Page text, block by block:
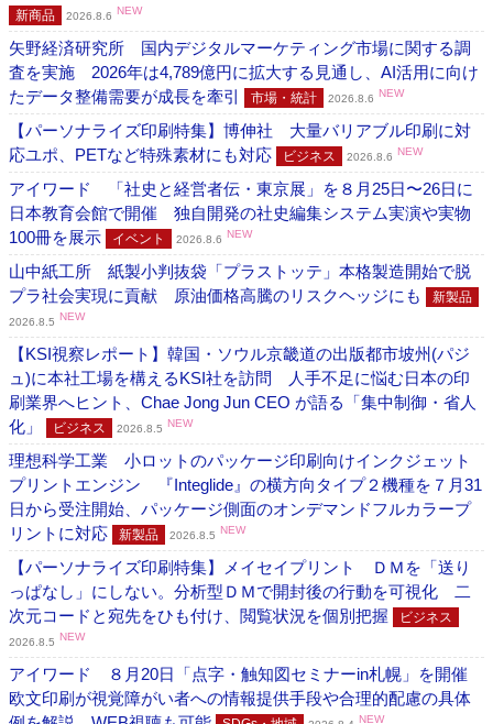
新商品 2026.8.6 NEW
矢野経済研究所 国内デジタルマーケティング市場に関する調
査を実施 2026年は4,789億円に拡大する見通し、AI活用に向け
たデータ整備需要が成長を牽引
市場・統計 2026.8.6 NEW
【パーソナライズ印刷特集】博伸社 大量バリアブル印刷に対
応ユポ、PETなど特殊素材にも対応
ビジネス 2026.8.6 NEW
アイワード 「社史と経営者伝・東京展」を８月25日〜26日に
日本教育会館で開催 独自開発の社史編集システム実演や実物
100冊を展示
イベント 2026.8.6 NEW
山中紙工所 紙製小判抜袋「プラストッテ」本格製造開始で脱
プラ社会実現に貢献 原油価格高騰のリスクヘッジにも
新製品
2026.8.5 NEW
【KSI視察レポート】韓国・ソウル京畿道の出版都市坡州(パジ
ュ)に本社工場を構えるKSI社を訪問 人手不足に悩む日本の印
刷業界へヒント、Chae Jong Jun CEO が語る「集中制御・省人
化」
ビジネス 2026.8.5 NEW
理想科学工業 小ロットのパッケージ印刷向けインクジェット
プリントエンジン 『Integlide』の横方向タイプ２機種を７月31
日から受注開始、パッケージ側面のオンデマンドフルカラープ
リントに対応
新製品 2026.8.5 NEW
【パーソナライズ印刷特集】メイセイプリント ＤＭを「送り
っぱなし」にしない。分析型ＤＭで開封後の行動を可視化 二
次元コードと宛先をひも付け、閲覧状況を個別把握
ビジネス
2026.8.5 NEW
アイワード ８月20日「点字・触知図セミナーin札幌」を開催
欧文印刷が視覚障がい者への情報提供手段や合理的配慮の具体
NEW